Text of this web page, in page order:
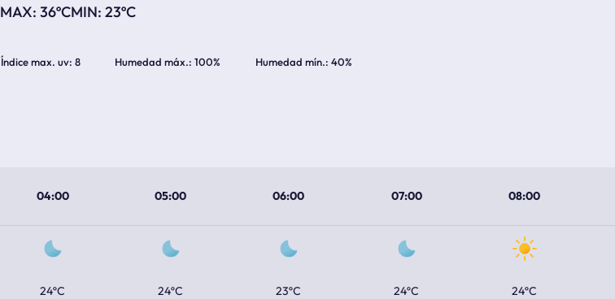
36ºC 23ºC
Índice max. uv 8 Humedad máx. 100% Humedad mín. 40%
04:00 05:00 06:00 07:00 08:00
24ºC 24ºC 23ºC 24ºC 24ºC